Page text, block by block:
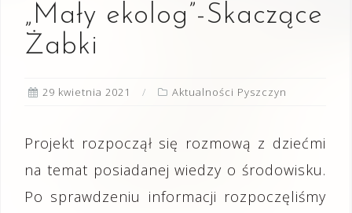
„Mały ekolog”-Skaczące
Żabki
29 kwietnia 2021 Aktualności Pyszczyn
Projekt rozpoczął się rozmową z dziećmi
na temat posiadanej wiedzy o środowisku.
Po sprawdzeniu informacji rozpoczęliśmy